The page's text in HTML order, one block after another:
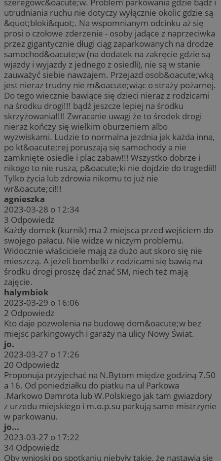
utrudniania ruchu nie dotyczy wyłącznie okolic gdzie są
&quot;bloki&quot;. Na wspomnianym odcinku aż się
prosi o czołowe zderzenie - osoby jadące z naprzeciwka
przez gigantycznie długi ciąg zaparkowanych na drodze
samochod&oacute;w (na dodatek na zakręcie gdzie są
wjazdy i wyjazdy z jednego z osiedli), nie są w stanie
zauważyć siebie nawzajem. Przejazd osob&oacute;wką
jest nieraz trudny nie m&oacute;wiąc o straży pożarnej.
Do tego wiecznie bawiące się dzieci nieraz z rodzicami
na środku drogi!!! bądź jeszcze lepiej na środku
skrzyżowania!!!! Zwracanie uwagi że to środek drogi
nieraz kończy się wielkim oburzeniem albo
wyzwiskami. Ludzie to normalna jezdnia jak każda inna,
po kt&oacute;rej poruszają się samochody a nie
zamknięte osiedle i plac zabaw!!! Wszystko dobrze i
nikogo to nie rusza, p&oacute;ki nie dojdzie do tragedii!!
Tylko życia lub zdrowia nikomu to już nie
wr&oacute;ci!!!
agnieszka
2023-03-28 o 12:34
3 Odpowiedz
Każdy domek (kurnik) ma 2 miejsca przed wejściem do
swojego pałacu. Nie widze w niczym problemu.
Widocznie właściciele mają za dużo aut skoro się nie
mieszczą. A jeżeli bombelki z rodzicami się bawią na
środku drogi proszę dać znać SM, niech też mają
zajęcie.
halymbiok
2023-03-29 o 16:06
2 Odpowiedz
Kto daje pozwolenia na budowę dom&oacute;w bez
miejsc parkingowych i garaży na ulicy Nowy Świat.
jo.
2023-03-27 o 17:26
20 Odpowiedz
Proponuja przyjechać na N.Bytom międze godziną 7.50
a 16. Od poniedziałku do piatku na ul Parkowa
.Markowo Damrota lub W.Polskiego jak tam gwiazdory
z urzedu miejskiego i m.o.p.su parkują same mistrzynie
w parkowanu.
jo...
2023-03-27 o 17:22
34 Odpowiedz
Oby wnioski po spotkaniu niebyły takie, że nastawia się